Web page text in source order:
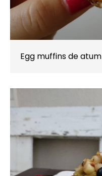
Egg muffins de atum